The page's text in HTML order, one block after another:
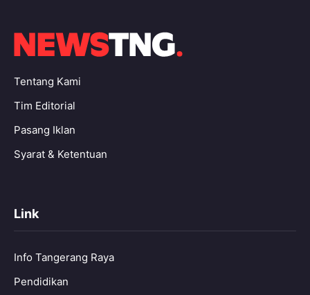
Tentang Kami
Tim Editorial
Pasang Iklan
Syarat & Ketentuan
Link
Info Tangerang Raya
Pendidikan